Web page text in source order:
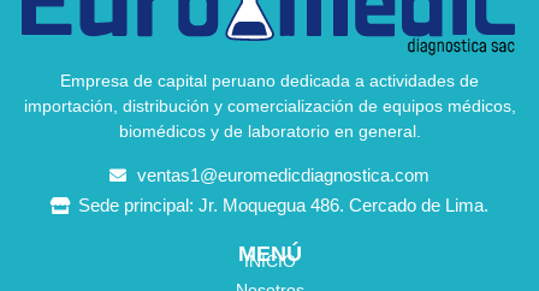
Empresa de capital peruano dedicada a actividades de
importación, distribución y comercialización de equipos médicos,
biomédicos y de laboratorio en general.
ventas1@euromedicdiagnostica.com
Sede principal: Jr. Moquegua 486. Cercado de Lima.
MENÚ
INICIO